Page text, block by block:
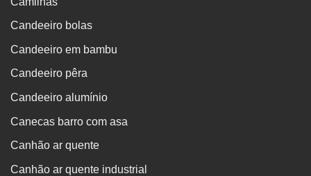
Candeeiro bolas
Candeeiro em bambu
Candeeiro pêra
Candeeiro alumínio
Canecas barro com asa
Canhão ar quente
Canhão ar quente industrial